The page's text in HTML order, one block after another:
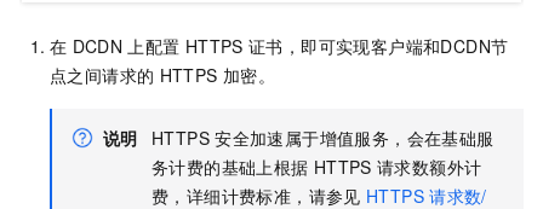
在 DCDN 上配置 HTTPS 证书，即可实现客户端和DCDN节
点之间请求的 HTTPS 加密。
说明 HTTPS 安全加速属于增值服务，会在基础服
务计费的基础上根据 HTTPS 请求数额外计
费，详细计费标准，请参见 HTTPS 请求数/